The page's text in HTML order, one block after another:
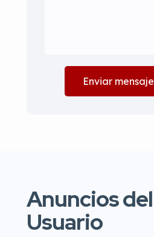
Enviar mensaje
Anuncios del
Usuario